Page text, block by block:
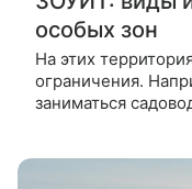
особых зон
На этих
ограничения.
заниматься